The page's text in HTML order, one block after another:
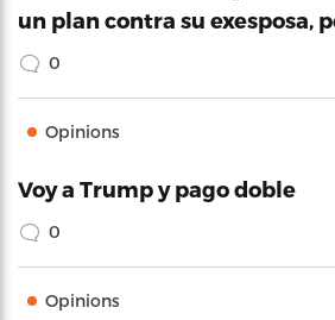
un plan contra su exesposa,
0
Opinions
Voy a Trump y pago doble
0
Opinions